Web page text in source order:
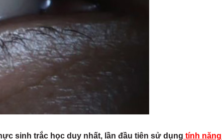
sinh trắc học duy nhất, lần đầu tiên sử dụng tính